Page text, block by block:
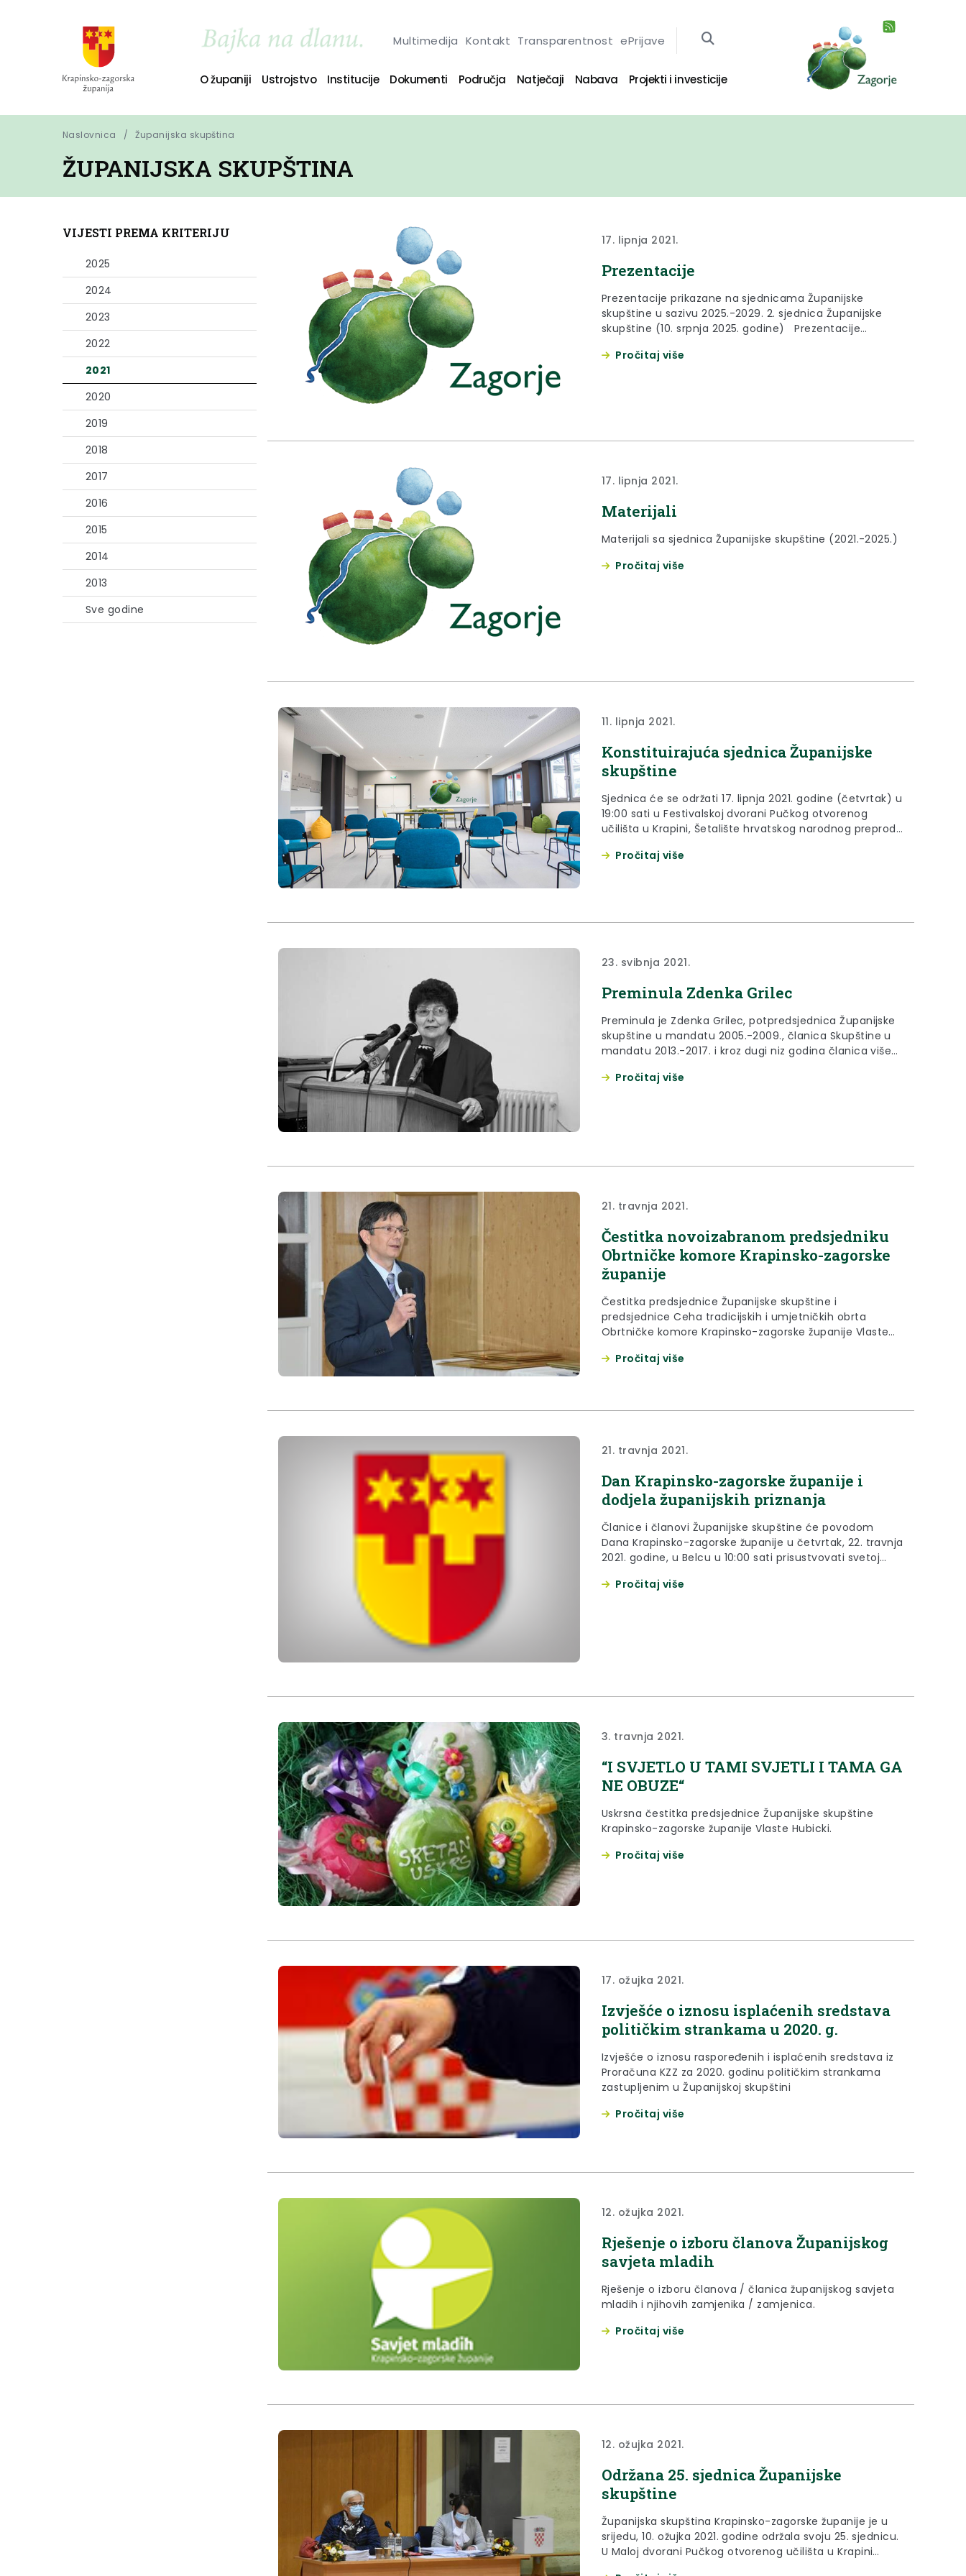
Multimedija Kontakt Transparentnost ePrijave
O županiji Ustrojstvo Institucije Dokumenti Područja Natječaji Nabava Projekti i investicije
Naslovnica Županijska skupština
ŽUPANIJSKA SKUPŠTINA
VIJESTI PREMA KRITERIJU
2025
2024
2023
2022
2021
2020
2019
2018
2017
2016
2015
2014
2013
Sve godine
17. lipnja 2021.
Prezentacije
Prezentacije prikazane na sjednicama Županijske
skupštine u sazivu 2025.-2029. 2. sjednica Županijske
skupštine (10. srpnja 2025. godine) Prezentacije
2021.-2025. 13. sjednica Županijske skupštine (28. lipnja
Pročitaj više
17. lipnja 2021.
Materijali
Materijali sa sjednica Županijske skupštine (2021.-2025.)
Pročitaj više
11. lipnja 2021.
Konstituirajuća sjednica Županijske
skupštine
Sjednica će se održati 17. lipnja 2021. godine (četvrtak) u
19:00 sati u Festivalskoj dvorani Pučkog otvorenog
učilišta u Krapini, Šetalište hrvatskog narodnog preproda
Pročitaj više
23. svibnja 2021.
Preminula Zdenka Grilec
Preminula je Zdenka Grilec, potpredsjednica Županijske
skupštine u mandatu 2005.-2009., članica Skupštine u
mandatu 2013.-2017. i kroz dugi niz godina članica više
Pročitaj više
21. travnja 2021.
Čestitka novoizabranom predsjedniku
Obrtničke komore Krapinsko-zagorske
županije
Čestitka predsjednice Županijske skupštine i
predsjednice Ceha tradicijskih i umjetničkih obrta
Obrtničke komore Krapinsko-zagorske županije Vlaste
Krapinsko-zagorske županije Darku Vargi.
Pročitaj više
21. travnja 2021.
Dan Krapinsko-zagorske županije i
dodjela županijskih priznanja
Članice i članovi Županijske skupštine će povodom
Dana Krapinsko-zagorske županije u četvrtak, 22. travnja
2021. godine, u Belcu u 10:00 sati prisustvovati svetoj
Županije. Također će 22. travnja u 17:30 sati u Hotelu
Pročitaj više
3. travnja 2021.
“I SVJETLO U TAMI SVJETLI I TAMA GA
NE OBUZE“
Uskrsna čestitka predsjednice Županijske skupštine
Krapinsko-zagorske županije Vlaste Hubicki.
Pročitaj više
17. ožujka 2021.
Izvješće o iznosu isplaćenih sredstava
političkim strankama u 2020. g.
Izvješće o iznosu raspoređenih i isplaćenih sredstava iz
Proračuna KZZ za 2020. godinu političkim strankama
zastupljenim u Županijskoj skupštini
Pročitaj više
12. ožujka 2021.
Rješenje o izboru članova Županijskog
savjeta mladih
Rješenje o izboru članova / članica županijskog savjeta
mladih i njihovih zamjenika / zamjenica.
Pročitaj više
12. ožujka 2021.
Održana 25. sjednica Županijske
skupštine
Županijska skupština Krapinsko-zagorske županije je u
srijedu, 10. ožujka 2021. godine održala svoju 25. sjednicu.
U Maloj dvorani Pučkog otvorenog učilišta u Krapini